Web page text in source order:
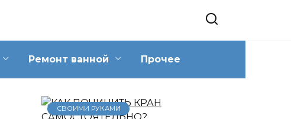
Ремонт ванной Прочее
СВОИМИ РУКАМИ